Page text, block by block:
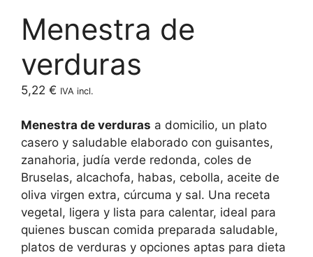
Menestra de
verduras
5,22 € IVA incl.
Menestra de verduras a domicilio, un plato
casero y saludable elaborado con guisantes,
zanahoria, judía verde redonda, coles de
Bruselas, alcachofa, habas, cebolla, aceite de
oliva virgen extra, cúrcuma y sal. Una receta
vegetal, ligera y lista para calentar, ideal para
quienes buscan comida preparada saludable,
platos de verduras y opciones aptas para dieta